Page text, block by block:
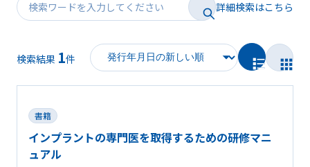
電子BOOK
著者一覧
詳細検索はこちら
検索結果 1件
書籍
インプラントの専門医を取得するための研修マニ
ュアル